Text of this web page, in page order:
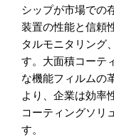
シップが市場での
装置の性能と信頼
タルモニタリング
す。大面積コーテ
な機能フィルムの
より、企業は効率
コーティングソリ
す。